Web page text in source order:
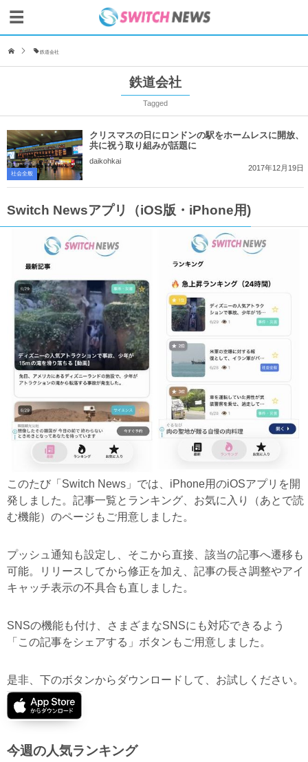
鉄道会社
鉄道会社
Tagged
社会全般
クリスマスの日にロンドンの駅をホームレスに開放、
共に祝う取り組みが話題に
daikohkai
2017年12月19日
Switch Newsアプリ（iOS版・iPhone用)
このたび「Switch News」では、iPhone用のiOSアプリを開
発しました。記事一覧とランキング、お気に入り（あとで読
む機能）のページもご用意しました。
プッシュ通知も設定し、そこから直接、該当の記事へ遷移も
可能。リリースしてから修正を加え、記事の長さ調整やアイ
キャッチ表示の不具合も直しました。
SNSの機能も付け、さまざまなSNSにも対応できるよう
「この記事をシェアする」ボタンもご用意しました。
是非、下のボタンからダウンロードして、お試しください。
今週の人気ランキング